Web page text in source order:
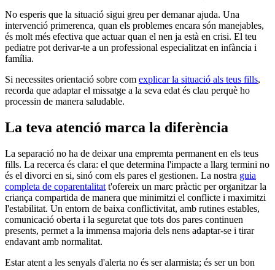
No esperis que la situació sigui greu per demanar ajuda. Una
intervenció primerenca, quan els problemes encara són manejables,
és molt més efectiva que actuar quan el nen ja està en crisi. El teu
pediatre pot derivar-te a un professional especialitzat en infància i
família.
Si necessites orientació sobre com explicar la situació als teus fills,
recorda que adaptar el missatge a la seva edat és clau perquè ho
processin de manera saludable.
La teva atenció marca la diferència
La separació no ha de deixar una empremta permanent en els teus
fills. La recerca és clara: el que determina l'impacte a llarg termini no
és el divorci en si, sinó com els pares el gestionen. La nostra guia
completa de coparentalitat t'ofereix un marc pràctic per organitzar la
criança compartida de manera que minimitzi el conflicte i maximitzi
l'estabilitat. Un entorn de baixa conflictivitat, amb rutines estables,
comunicació oberta i la seguretat que tots dos pares continuen
presents, permet a la immensa majoria dels nens adaptar-se i tirar
endavant amb normalitat.
Estar atent a les senyals d'alerta no és ser alarmista; és ser un bon